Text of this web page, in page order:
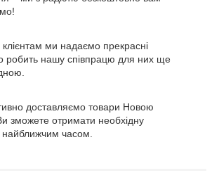
клієнтам ми надаємо прекрасні
робить нашу співпрацю для них ще
доставляємо товари Новою
зможете отримати необхідну
найближчим часом.